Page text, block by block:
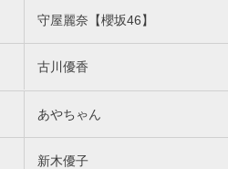
守屋麗奈【櫻坂46】
古川優香
あやちゃん
新木優子